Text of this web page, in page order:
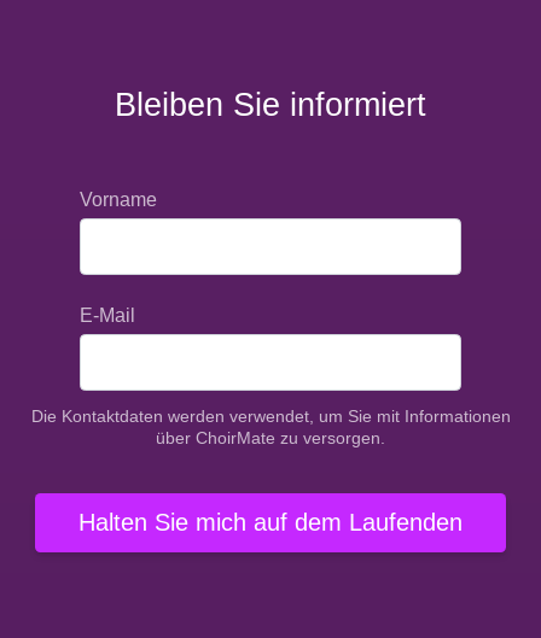
Bleiben Sie informiert
Vorname
E-Mail
Die Kontaktdaten werden verwendet, um Sie mit Informationen
über ChoirMate zu versorgen.
Halten Sie mich auf dem Laufenden